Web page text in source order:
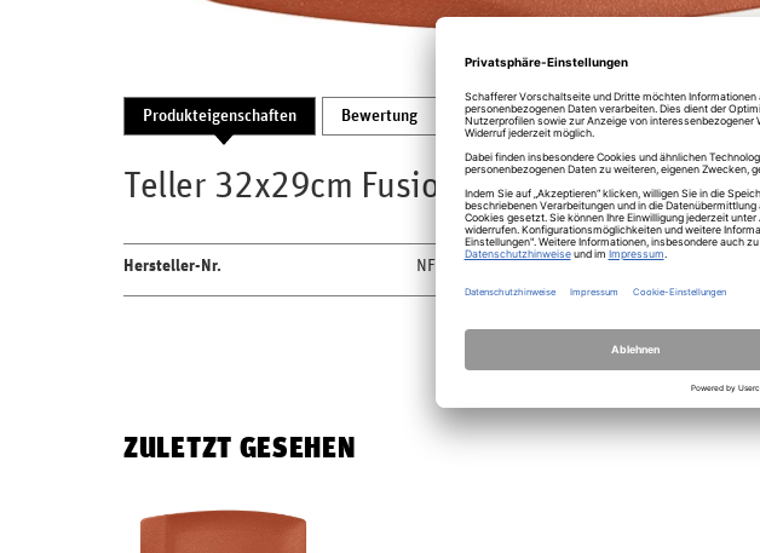
Produkteigenschaften Bewertung Produktsicherheit
Teller 32x29cm Fusion Neofusion braun
Hersteller-Nr. NFMZSP32BW
ZULETZT GESEHEN